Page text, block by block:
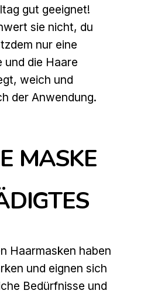
gut geeignet!
sie nicht, du
nur eine
und die Haare
weich und
der Anwendung.
MASKE
Haarmasken haben
und eignen sich
Bedürfnisse und